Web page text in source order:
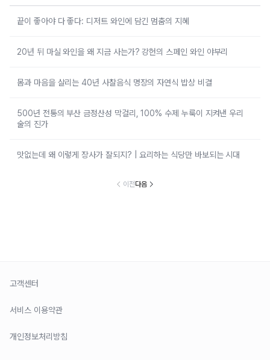
끝이 좋아야 다 좋다: 디저트 와인에 담긴 멈춤의 지혜
20년 뒤 마실 와인을 왜 지금 사는가? 강헌의 스페인 와인 야부리
몸과 마음을 살리는 40년 사찰음식 명장의 자연식 밥상 비결
500년 전통의 부산 금정산성 막걸리, 100% 수제 누룩이 지켜낸 우리
술의 진가
맛없는데 왜 이렇게 장사가 잘되지? | 요리하는 식당만 바보되는 시대
이전다음
고객센터
서비스 이용약관
개인정보처리방침